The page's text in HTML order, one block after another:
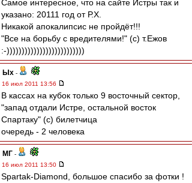
Самое интересное, что на сайте Истры так и
указано: 20111 год от Р.Х.
Никакой апокалипсис не пройдёт!!!
"Все на борьбу с вредителями!" (с) т.Ежов
:-))))))))))))))))))))))))))
Ых -
16 июл 2011 13:56
В кассах на кубок только 9 восточный сектор,
"запад отдали Истре, остальной восток
Спартаку" (с) билетчица
очередь - 2 человека
МГ -
16 июл 2011 13:50
Spartak-Diamond, большое спасибо за фотки !